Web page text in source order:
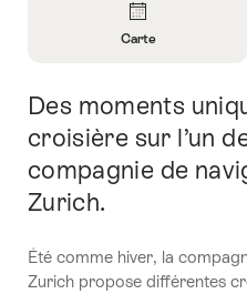
informations
sur
Carte
Introduction
Des moments
croisière sur l’un
compagnie de
Zurich.
Été comme hiver, la
Zurich propose différentes